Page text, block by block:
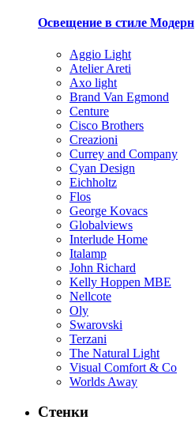
Освещение в стиле Модерн
Aggio Light
Atelier Areti
Axo light
Brand Van Egmond
Centure
Cisco Brothers
Creazioni
Currey and Company
Cyan Design
Eichholtz
Flos
George Kovacs
Globalviews
Interlude Home
Italamp
John Richard
Kelly Hoppen MBE
Nellcote
Oly
Swarovski
Terzani
The Natural Light
Visual Comfort & Co
Worlds Away
Стенки